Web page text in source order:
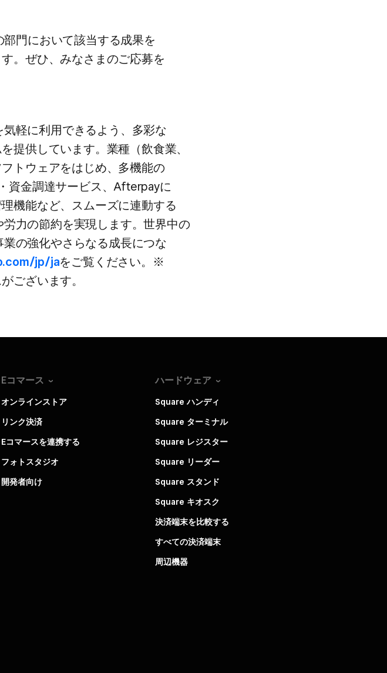
門に​おいて​該当する​成果を​
。​ぜひ、​みなさまの​ご応募を​
軽に​利用できるよう、​多彩な​
提供しています。​業種​（飲食業、​
トウェアを​はじめ、​多機能の​
資金調達サービス、​Afterpayに​
機能など、​スムーズに​連動する​
力の​節約を​実現します。​世界中の​
の​強化やさらなる​成長に​つな​
jp/jaを​ご覧ください。​※
ございます。
Eコマース
オンラインストア
リンク決済
Eコマースを連携する
フォトスタジオ
開発者向け
ハードウェア
Square ハンディ
Square ターミナル
Square レジスター
Square リーダー
Square スタンド
Square キオスク
決済端末を比較する
すべての決済端末
周辺機器